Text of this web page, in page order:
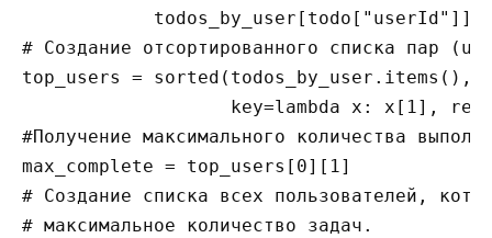
todos_by_user[todo["userId"]]
# Создание отсортированного списка пар
top_users = sorted(todos_by_user.items(),
key=lambda x: x[1],
#Получение максимального количества
max_complete = top_users[0][1]
# Создание списка всех пользователей,
# максимальное количество задач.